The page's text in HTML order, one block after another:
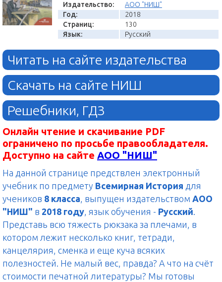
Издательство:
АОО "НИШ"
Год:
2018
Страниц:
130
Язык:
Русский
Читать на сайте издательства
Скачать на сайте НИШ
Решебники, ГДЗ
Онлайн чтение и скачивание PDF
ограничено по просьбе правообладателя.
Доступно на сайте АОО "НИШ"
На данной странице предствлен электронный
учебник по предмету Всемирная История для
учеников 8 класса, выпущен издательством АОО
"НИШ" в 2018 году, язык обучения - Русский.
Представь всю тяжесть рюкзака за плечами, в
котором лежит несколько книг, тетради,
канцелярия, сменка и еще куча всяких
полезностей. Не малый вес, правда? А что на счёт
стоимости печатной литературы? Мы готовы